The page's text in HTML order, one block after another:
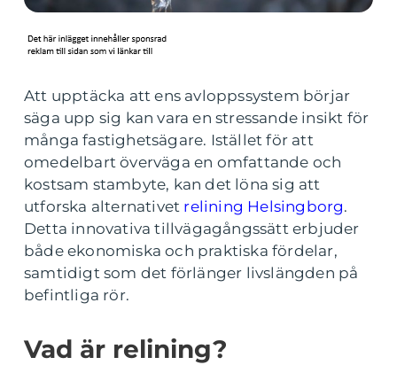
Att upptäcka att ens avloppssystem börjar
säga upp sig kan vara en stressande insikt för
många fastighetsägare. Istället för att
omedelbart överväga en omfattande och
kostsam stambyte, kan det löna sig att
utforska alternativet relining Helsingborg.
Detta innovativa tillvägagångssätt erbjuder
både ekonomiska och praktiska fördelar,
samtidigt som det förlänger livslängden på
befintliga rör.
Vad är relining?